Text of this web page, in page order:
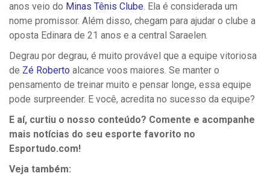
anos veio do Minas Tênis Clube. Ela é considerada um
nome promissor. Além disso, chegam para ajudar o clube a
oposta Edinara de 21 anos e a central Saraelen.
Degrau por degrau, é muito provável que a equipe vitoriosa
de Zé Roberto alcance voos maiores. Se manter o
pensamento de treinar muito e pensar longe, essa equipe
pode surpreender. E você, acredita no sucesso da equipe?
E aí, curtiu o nosso conteúdo? Comente e acompanhe
mais notícias do seu esporte favorito no
Esportudo.com!
Veja também: